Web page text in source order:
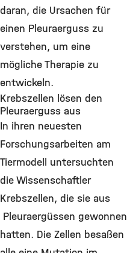
daran, die Ursachen für
einen Pleuraerguss zu
verstehen, um eine
mögliche Therapie zu
entwickeln.
Krebszellen lösen den
Pleuraerguss aus
In ihren neuesten
Forschungsarbeiten am
Tiermodell untersuchten
die Wissenschaftler
Krebszellen, die sie aus
Pleuraergüssen gewonnen
hatten. Die Zellen besaßen